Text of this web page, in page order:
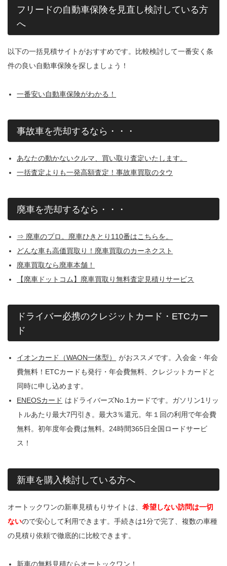
フリードの自動車保険を見直し検討している方
へ
以下の一括見積サイトがおすすめです。比較検討して一番安く条
件の良い自動車保険を探しましょう！
一番安い自動車保険がわかる！
事故車を売却するなら・・・
あなたの動かないクルマ、買い取り査定いたします。
一括査定よりも一発高額査定！事故車買取のタウ
廃車を売却するなら・・・
⇒ 廃車のプロ。廃車ひきとり110番はこちらを。
どんな車も高価買取り！廃車買取のカーネクスト
廃車買取なら廃車本舗！
【廃車ドットコム】廃車買取り無料査定見積りサービス
ドライバー必携のクレジットカード・ETCカー
ド
イオンカード（WAON一体型）
がおススメです。入会金・年会
費無料！ETCカードも発行・年会費無料、クレジットカードと
同時に申し込めます。
ENEOSカード はドライバーズNo.1カードです。ガソリン1リッ
トルあたり最大7円引き。最大3％還元。年１回の利用で年会費
無料。初年度年会費は無料。24時間365日全国ロードサービ
ス！
新車を購入検討している方へ
オートックワンの新車見積もりサイトは、 希望しない訪問は一切
ないので安心して利用できます。手続きは1分で完了、複数の車種
の見積り依頼で徹底的に比較できます。
新車の無料見積ならオートックワン！